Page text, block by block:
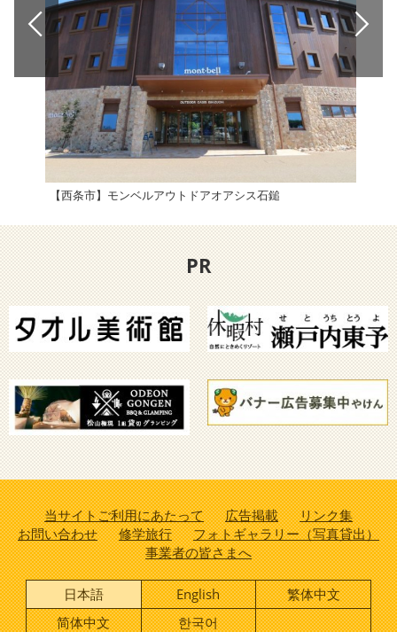
【西条市】モンベルアウトドアオアシス石鎚
PR
当サイトご利用にあたって 広告掲載
リンク集
お問い合わせ
修学旅行
フォトギャラリー（写真貸出）
事業者の皆さまへ
日本語 English
繁体中文
简体中文
한국어